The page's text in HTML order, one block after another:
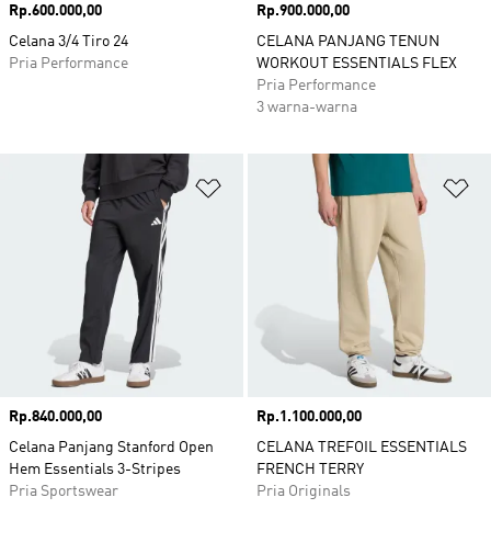
Harga
Rp.600.000,00
Celana 3/4 Tiro 24
Pria Performance
Harga
Rp.900.000,00
CELANA PANJANG TENUN
WORKOUT ESSENTIALS FLEX
Pria Performance
3 warna-warna
Tambahkan ke Wishlist
Harga
Rp.840.000,00
Celana Panjang Stanford Open
Hem Essentials 3-Stripes
Pria Sportswear
Harga
Rp.1.100.000,00
CELANA TREFOIL ESSENTIALS
FRENCH TERRY
Pria Originals